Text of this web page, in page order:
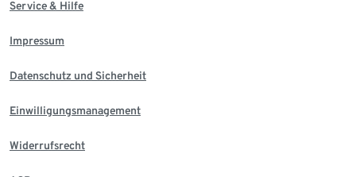
Service & Hilfe
Impressum
Datenschutz und Sicherheit
Einwilligungsmanagement
Widerrufsrecht